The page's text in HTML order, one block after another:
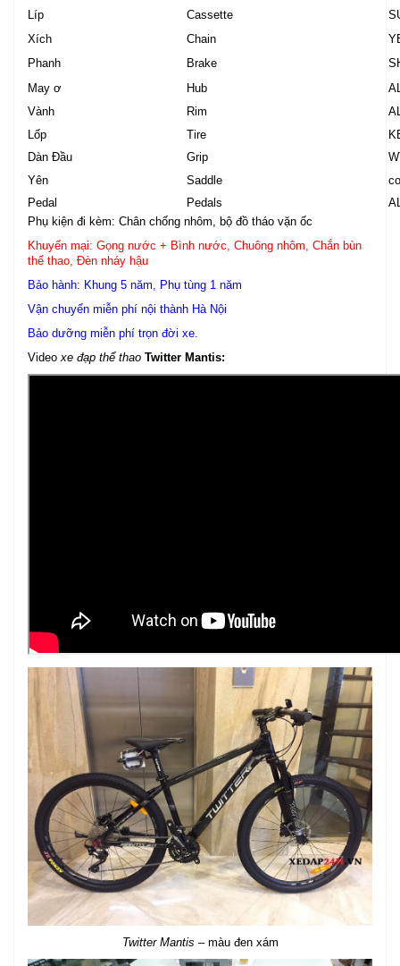
Líp
Cassette
Xích
Chain
Phanh
Brake
May ơ
Hub
Vành
Rim
Lốp
Tire
Dàn Đầu
Grip
Yên
Saddle
Pedal
Pedals
Phụ kiện đi kèm: Chân chống nhôm, bộ đồ tháo vặn ốc
Khuyến mại: Gọng nước + Bình nước, Chuông nhôm, Chắn bùn
thể thao, Đèn nháy hậu
Bảo hành: Khung 5 năm, Phụ tùng 1 năm
Vận chuyển miễn phí nội thành Hà Nội
Bảo dưỡng miễn phí trọn đời xe.
Video xe đạp thể thao Twitter Mantis:
Twitter Mantis – màu đen xám